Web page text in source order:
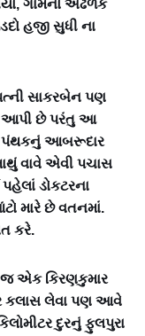
ગામનો અઢળક
હજી સુધી ના
સાકરબેન પણ
આપી છે પરંતુ આ
પંથકનું આબરૂદાર
વાવે એવી પચાસ
ડોકટરના
મારે છે વતનમાં.
કરે.
એક કિરણકુમાર
કલાસ લેવા પણ આવે
દુરનું ફુલપુરા